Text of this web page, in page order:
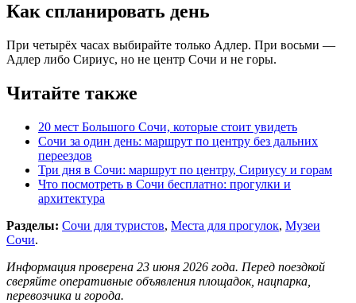
Как спланировать день
При четырёх часах выбирайте только Адлер. При восьми —
Адлер либо Сириус, но не центр Сочи и не горы.
Читайте также
20 мест Большого Сочи, которые стоит увидеть
Сочи за один день: маршрут по центру без дальних
переездов
Три дня в Сочи: маршрут по центру, Сириусу и горам
Что посмотреть в Сочи бесплатно: прогулки и
архитектура
Разделы: Сочи для туристов, Места для прогулок, Музеи
Сочи.
Информация проверена 23 июня 2026 года. Перед поездкой
сверяйте оперативные объявления площадок, нацпарка,
перевозчика и города.